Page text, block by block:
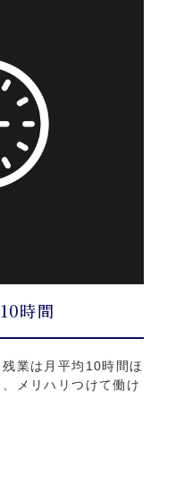
時間
業は月平均10時間ほ
メリハリつけて働け